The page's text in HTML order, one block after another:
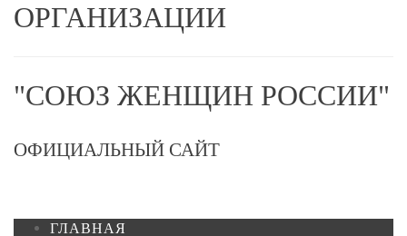
ОРГАНИЗАЦИИ
"СОЮЗ ЖЕНЩИН РОССИИ"
ОФИЦИАЛЬНЫЙ САЙТ
ГЛАВНАЯ